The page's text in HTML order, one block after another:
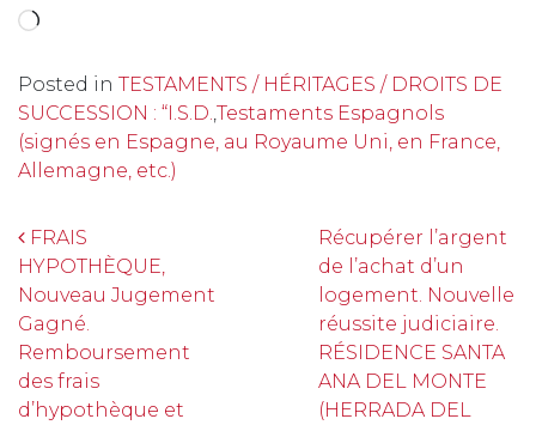
Chargement…
Posted in TESTAMENTS / HÉRITAGES / DROITS DE
SUCCESSION : “I.S.D. Testaments Espagnols
(signés en Espagne, au Royaume Uni, en France,
Allemagne, etc.)
Navigation
FRAIS
HYPOTHÈQUE,
Nouveau Jugement
Gagné.
Remboursement
des frais
d’hypothèque et
Récupérer l’argent
de l’achat d’un
logement. Nouvelle
réussite judiciaire.
RÉSIDENCE SANTA
ANA DEL MONTE
(HERRADA DEL